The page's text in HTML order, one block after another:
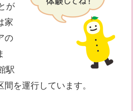
が
家
の
駅
を運行しています。